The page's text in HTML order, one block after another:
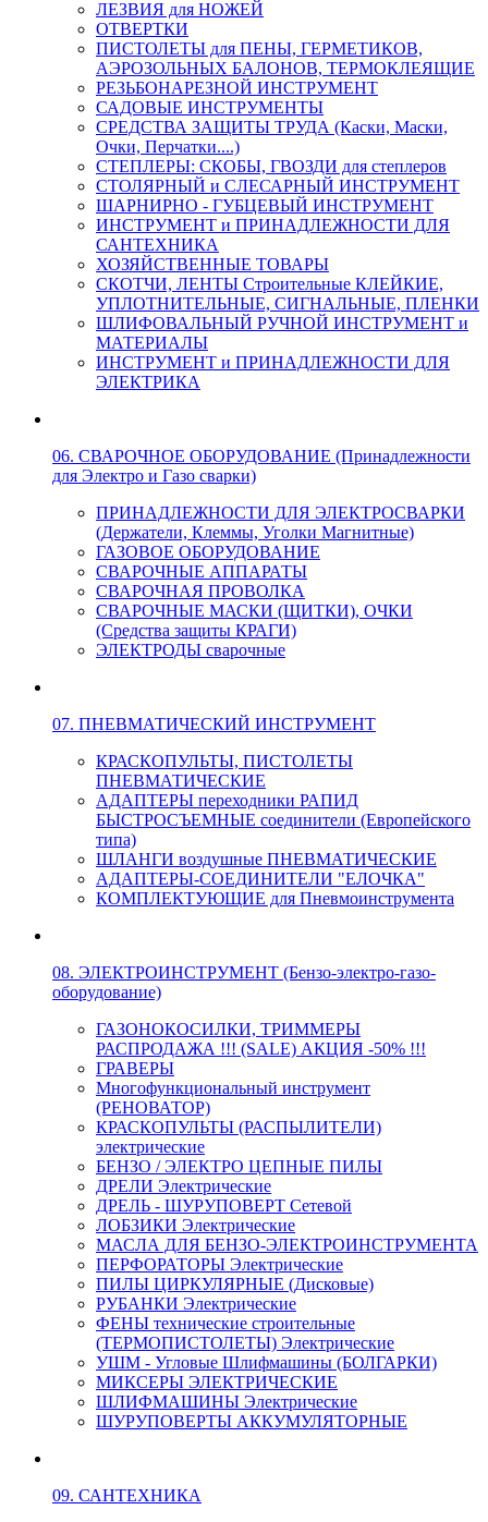
ЛЕЗВИЯ для НОЖЕЙ
ОТВЕРТКИ
ПИСТОЛЕТЫ для ПЕНЫ, ГЕРМЕТИКОВ,
АЭРОЗОЛЬНЫХ БАЛОНОВ, ТЕРМОКЛЕЯЩИЕ
РЕЗЬБОНАРЕЗНОЙ ИНСТРУМЕНТ
САДОВЫЕ ИНСТРУМЕНТЫ
СРЕДСТВА ЗАЩИТЫ ТРУДА (Каски, Маски,
Очки, Перчатки....)
СТЕПЛЕРЫ: СКОБЫ, ГВОЗДИ для степлеров
СТОЛЯРНЫЙ и СЛЕСАРНЫЙ ИНСТРУМЕНТ
ШАРНИРНО - ГУБЦЕВЫЙ ИНСТРУМЕНТ
ИНСТРУМЕНТ и ПРИНАДЛЕЖНОСТИ ДЛЯ
САНТЕХНИКА
ХОЗЯЙСТВЕННЫЕ ТОВАРЫ
СКОТЧИ, ЛЕНТЫ Строительные КЛЕЙКИЕ,
УПЛОТНИТЕЛЬНЫЕ, СИГНАЛЬНЫЕ, ПЛЕНКИ
ШЛИФОВАЛЬНЫЙ РУЧНОЙ ИНСТРУМЕНТ и
МАТЕРИАЛЫ
ИНСТРУМЕНТ и ПРИНАДЛЕЖНОСТИ ДЛЯ
ЭЛЕКТРИКА
06. СВАРОЧНОЕ ОБОРУДОВАНИЕ (Принадлежности
для Электро и Газо сварки)
ПРИНАДЛЕЖНОСТИ ДЛЯ ЭЛЕКТРОСВАРКИ
(Держатели, Клеммы, Уголки Магнитные)
ГАЗОВОЕ ОБОРУДОВАНИЕ
СВАРОЧНЫЕ АППАРАТЫ
СВАРОЧНАЯ ПРОВОЛКА
СВАРОЧНЫЕ МАСКИ (ЩИТКИ), ОЧКИ
(Средства защиты КРАГИ)
ЭЛЕКТРОДЫ сварочные
07. ПНЕВМАТИЧЕСКИЙ ИНСТРУМЕНТ
КРАСКОПУЛЬТЫ, ПИСТОЛЕТЫ
ПНЕВМАТИЧЕСКИЕ
АДАПТЕРЫ переходники РАПИД
БЫСТРОСЪЕМНЫЕ соединители (Европейского
типа)
ШЛАНГИ воздушные ПНЕВМАТИЧЕСКИЕ
АДАПТЕРЫ-СОЕДИНИТЕЛИ "ЕЛОЧКА"
КОМПЛЕКТУЮЩИЕ для Пневмоинструмента
08. ЭЛЕКТРОИНСТРУМЕНТ (Бензо-электро-газо-
оборудование)
ГАЗОНОКОСИЛКИ, ТРИММЕРЫ
РАСПРОДАЖА !!! (SALE) АКЦИЯ -50% !!!
ГРАВЕРЫ
Многофункциональный инструмент
(РЕНОВАТОР)
КРАСКОПУЛЬТЫ (РАСПЫЛИТЕЛИ)
электрические
БЕНЗО / ЭЛЕКТРО ЦЕПНЫЕ ПИЛЫ
ДРЕЛИ Электрические
ДРЕЛЬ - ШУРУПОВЕРТ Сетевой
ЛОБЗИКИ Электрические
МАСЛА ДЛЯ БЕНЗО-ЭЛЕКТРОИНСТРУМЕНТА
ПЕРФОРАТОРЫ Электрические
ПИЛЫ ЦИРКУЛЯРНЫЕ (Дисковые)
РУБАНКИ Электрические
ФЕНЫ технические строительные
(ТЕРМОПИСТОЛЕТЫ) Электрические
УШМ - Угловые Шлифмашины (БОЛГАРКИ)
МИКСЕРЫ ЭЛЕКТРИЧЕСКИЕ
ШЛИФМАШИНЫ Электрические
ШУРУПОВЕРТЫ АККУМУЛЯТОРНЫЕ
09. САНТЕХНИКА